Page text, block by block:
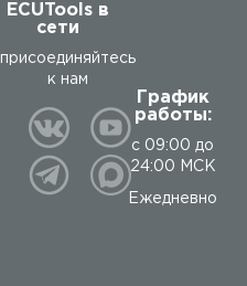
ECUTools в
сети
присоединяйтесь
к нам
График
работы:
с 09:00 до
24:00 МСК
Ежедневно